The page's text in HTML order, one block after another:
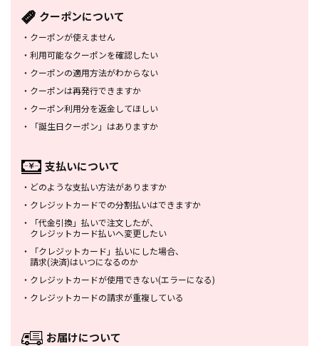
クーポンについて
・ クーポンが使えません
・ 利用可能なクーポンを確認したい
・ クーポンの適用方法がわからない
・ クーポンは再発行できますか
・ クーポン利用分を返金してほしい
・
「誕生日クーポン」はありますか
支払いについて
・ どのような支払い方法がありますか
・ クレジットカードでの分割払いはできますか
・
「代金引換」払いで注文したが、
クレジットカード払いへ変更したい
・
「クレジットカード」払いにした場合、
請求(決済)はいつになるのか
・ クレジットカードが使用できない(エラーになる)
・ クレジットカードの請求が重複している
お届けについて